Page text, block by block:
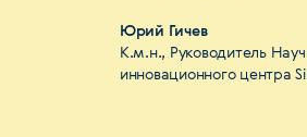
Юрий Гичев
К.м.н., Руководитель
инновационного центра